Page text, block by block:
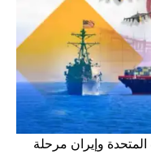
وإيران مرحلة